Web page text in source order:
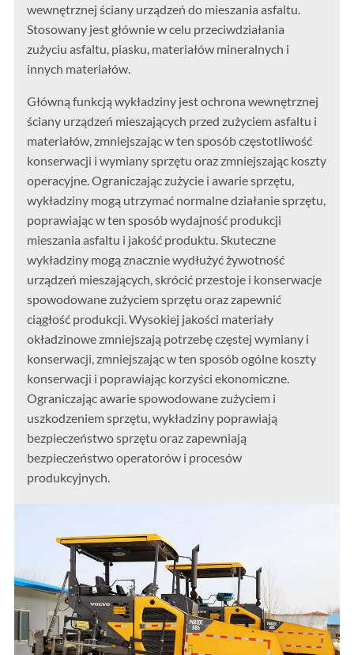
wewnętrznej ściany urządzeń do mieszania asfaltu.
Stosowany jest głównie w celu przeciwdziałania
zużyciu asfaltu, piasku, materiałów mineralnych i
innych materiałów.
Główną funkcją wykładziny jest ochrona wewnętrznej
ściany urządzeń mieszających przed zużyciem asfaltu i
materiałów, zmniejszając w ten sposób częstotliwość
konserwacji i wymiany sprzętu oraz zmniejszając koszty
operacyjne. Ograniczając zużycie i awarie sprzętu,
wykładziny mogą utrzymać normalne działanie sprzętu,
poprawiając w ten sposób wydajność produkcji
mieszania asfaltu i jakość produktu. Skuteczne
wykładziny mogą znacznie wydłużyć żywotność
urządzeń mieszających, skrócić przestoje i konserwacje
spowodowane zużyciem sprzętu oraz zapewnić
ciągłość produkcji. Wysokiej jakości materiały
okładzinowe zmniejszają potrzebę częstej wymiany i
konserwacji, zmniejszając w ten sposób ogólne koszty
konserwacji i poprawiając korzyści ekonomiczne.
Ograniczając awarie spowodowane zużyciem i
uszkodzeniem sprzętu, wykładziny poprawiają
bezpieczeństwo sprzętu oraz zapewniają
bezpieczeństwo operatorów i procesów
produkcyjnych.